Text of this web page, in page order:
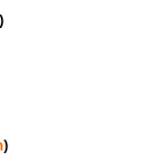
)
)